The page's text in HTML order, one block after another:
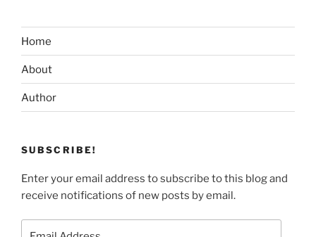
Home
About
Author
SUBSCRIBE!
Enter your email address to subscribe to this blog and
receive notifications of new posts by email.